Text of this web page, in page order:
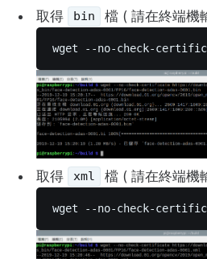
取得 bin 檔 ( 請在終端機
wget --no-check-
取得 xml 檔 ( 請在終端機
wget --no-check-